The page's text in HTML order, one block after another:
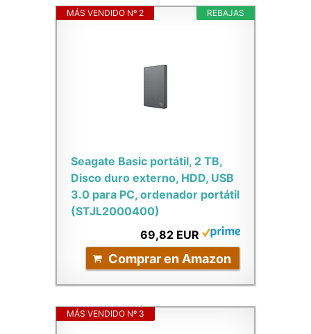
REBAJAS
MÁS VENDIDO Nº 2
Seagate Basic portátil, 2 TB,
Disco duro externo, HDD, USB
3.0 para PC, ordenador portátil
(STJL2000400)
69,82 EUR
Comprar en Amazon
MÁS VENDIDO Nº 3